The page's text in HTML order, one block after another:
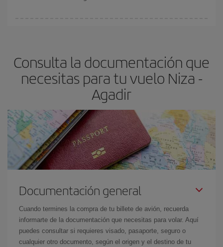
Consulta la documentación que
necesitas para tu vuelo Niza -
Agadir
Documentación general
Cuando termines la compra de tu billete de avión, recuerda
informarte de la documentación que necesitas para volar. Aquí
puedes consultar si requieres visado, pasaporte, seguro o
cualquier otro documento, según el origen y el destino de tu